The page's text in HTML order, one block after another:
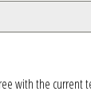
with the current